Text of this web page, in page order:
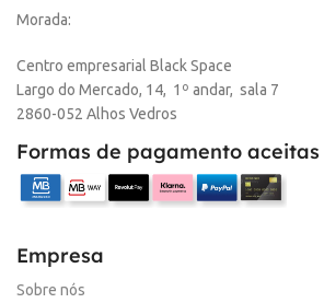
Morada:
Centro empresarial Black Space
Largo do Mercado, 14, 1º andar, sala 7
2860-052 Alhos Vedros
Formas de pagamento aceitas
Empresa
Sobre nós